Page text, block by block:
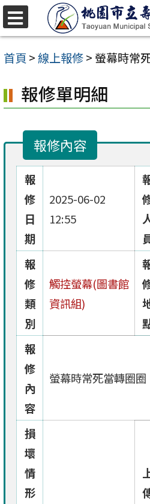
跳
至
主
內
容
首頁 >線上報修> 螢幕時常
報修單明細
報修內容
報
修
日
期
2025-06-02
12:55
報
修
類
別
觸控螢幕(圖書館
資訊組)
報
修
內
容
螢幕時常死當轉圈圈
損
壞
情
形
選
單